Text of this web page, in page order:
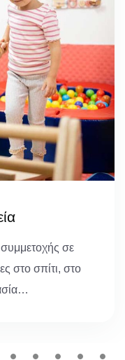
συμμετοχής σε
στο σπίτι, στο